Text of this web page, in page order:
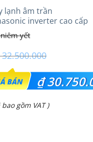
lạnh âm trần
inverter cao cấp
S-2430PU3HA/U-
₫
gồm VAT )